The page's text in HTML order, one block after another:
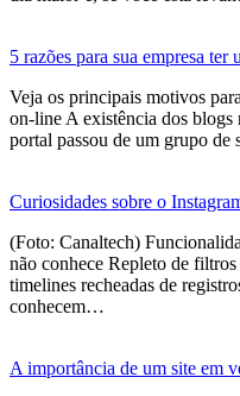
5 razões para sua empresa ter
Veja os principais motivos
on-line A existência dos blogs
portal passou de um grupo de
Curiosidades sobre o
(Foto: Canaltech)
não conhece Repleto de
timelines recheadas de
conhecem…
A importância de um site em